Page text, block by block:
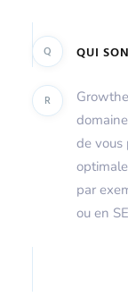
Q QUI
R
de vous
par
ou en